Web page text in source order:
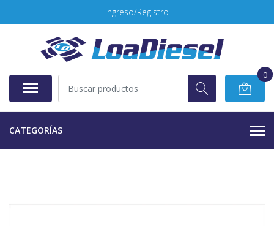
Ingreso/Registro
0
CATEGORÍAS